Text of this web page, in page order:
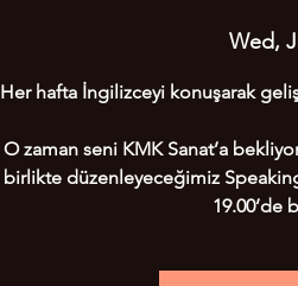
Wed,
Her hafta İngilizceyi konuşarak
O zaman seni KMK Sanat’a
birlikte düzenleyeceğimiz
19.00’de